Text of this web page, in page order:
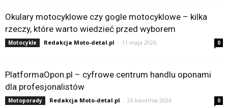
Okulary motocyklowe czy gogle motocyklowe – kilka
rzeczy, które warto wiedzieć przed wyborem
Motocykle Redakcja Moto-detal.pl - 11 maja 2026 0
PlatformaOpon.pl – cyfrowe centrum handlu oponami
dla profesjonalistów
Motoporady Redakcja Moto-detal.pl - 26 kwietnia 2026 0